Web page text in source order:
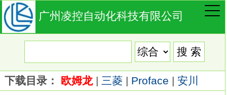
广州凌控自动化科技有限公司
下载目录： 欧姆龙| 三菱| Proface | 安川